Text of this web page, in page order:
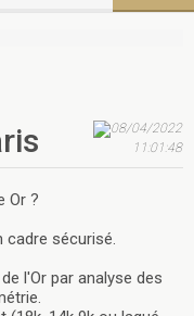
08/04/2022
11:01:48
Or ?
cadre sécurisé.
l'Or par analyse des